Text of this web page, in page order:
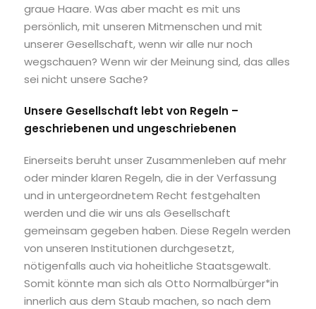
graue Haare. Was aber macht es mit uns
persönlich, mit unseren Mitmenschen und mit
unserer Gesellschaft, wenn wir alle nur noch
wegschauen? Wenn wir der Meinung sind, das alles
sei nicht unsere Sache?
Unsere Gesellschaft lebt von Regeln –
geschriebenen und ungeschriebenen
Einerseits beruht unser Zusammenleben auf mehr
oder minder klaren Regeln, die in der Verfassung
und in untergeordnetem Recht festgehalten
werden und die wir uns als Gesellschaft
gemeinsam gegeben haben. Diese Regeln werden
von unseren Institutionen durchgesetzt,
nötigenfalls auch via hoheitliche Staatsgewalt.
Somit könnte man sich als Otto Normalbürger*in
innerlich aus dem Staub machen, so nach dem